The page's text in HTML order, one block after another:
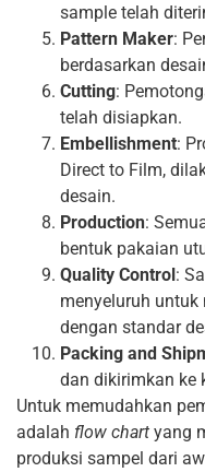
sample telah
Pattern Maker:
berdasarkan
Cutting:
telah disiapkan.
Embellishment:
Direct to Film,
desain.
Production:
bentuk pakaian
Quality Control:
menyeluruh
dengan standar
Packing and
dan dikirimkan ke
Untuk memudahkan
adalah flow chart yang
produksi sampel dari